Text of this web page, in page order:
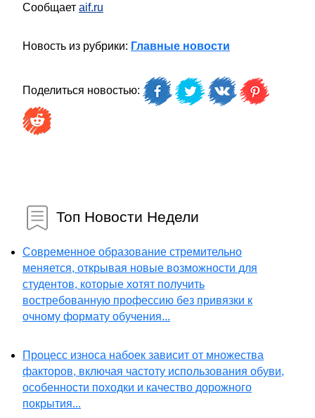
Сообщает aif.ru
Новость из рубрики: Главные новости
Поделиться новостью:
Топ Новости Недели
Современное образование стремительно
меняется, открывая новые возможности для
студентов, которые хотят получить
востребованную профессию без привязки к
очному формату обучения...
Процесс износа набоек зависит от множества
факторов, включая частоту использования обуви,
особенности походки и качество дорожного
покрытия...